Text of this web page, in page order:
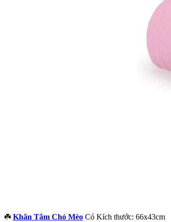
☘️ Khăn Tắm Chó Mèo Có Kích thước: 66x43cm